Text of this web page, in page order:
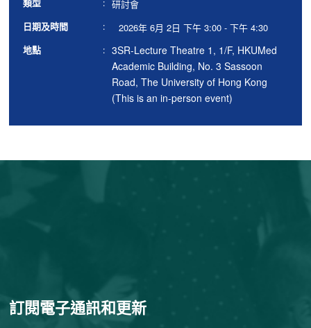
類型 : 研討會
日期及時間 : 2026年 6月 2日 下午 3:00 - 下午 4:30
地點 : 3SR-Lecture Theatre 1, 1/F, HKUMed
Academic Building, No. 3 Sassoon
Road, The University of Hong Kong
(This is an in-person event)
訂閱電子通訊和更新